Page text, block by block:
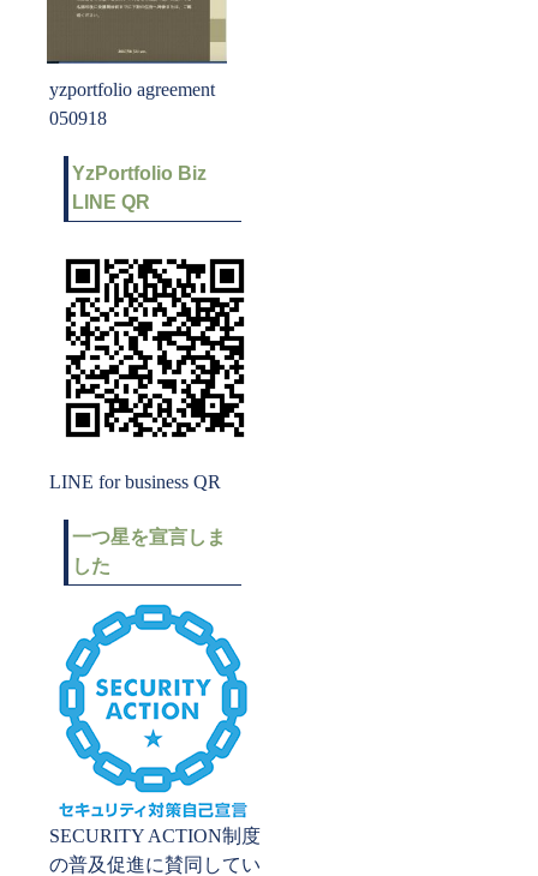
yzportfolio agreement
050918
YzPortfolio Biz
LINE QR
LINE for business QR
一つ星を宣言しま
した
SECURITY ACTION制度
の普及促進に賛同してい